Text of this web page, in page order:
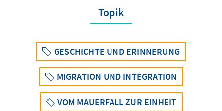
Topik
GESCHICHTE UND ERINNERUNG
MIGRATION UND INTEGRATION
VOM MAUERFALL ZUR EINHEIT